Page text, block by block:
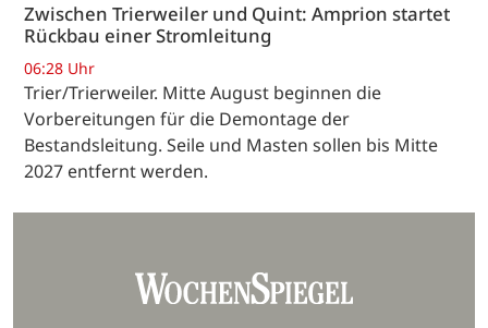
Zwischen Trierweiler und Quint: Amprion startet
Rückbau einer Stromleitung
06:28 Uhr
Trier/Trierweiler. Mitte August beginnen die
Vorbereitungen für die Demontage der
Bestandsleitung. Seile und Masten sollen bis Mitte
2027 entfernt werden.